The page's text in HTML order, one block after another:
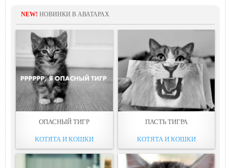
NEW! НОВИНКИ В АВАТАРАХ
ОПАСНЫЙ ТИГР
КОТЯТА И КОШКИ
ПАСТЬ ТИГРА
КОТЯТА И КОШКИ